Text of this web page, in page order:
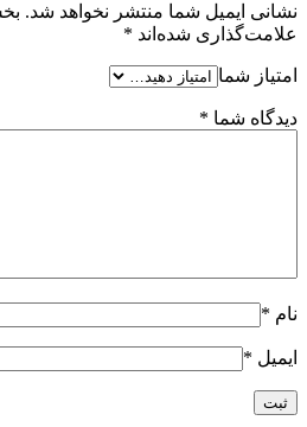
نشانی ایمیل شما منتشر نخواهد شد.
علامت‌گذاری شده‌اند *
امتیاز شما
دیدگاه شما *
نام *
ایمیل *